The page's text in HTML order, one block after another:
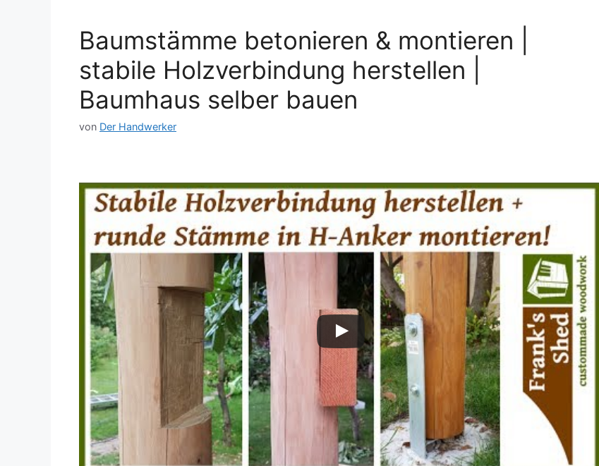
Baumstämme betonieren & montieren |
stabile Holzverbindung herstellen |
Baumhaus selber bauen
von Der Handwerker
Dieses Video auf YouTube ansehen